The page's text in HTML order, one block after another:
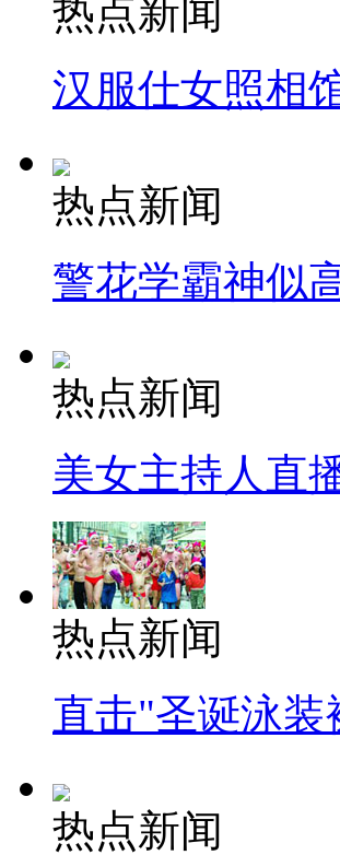
热点新闻
汉服仕女照相
热点新闻
警花学霸神似
热点新闻
美女主持人直
热点新闻
直击"圣诞泳装
热点新闻